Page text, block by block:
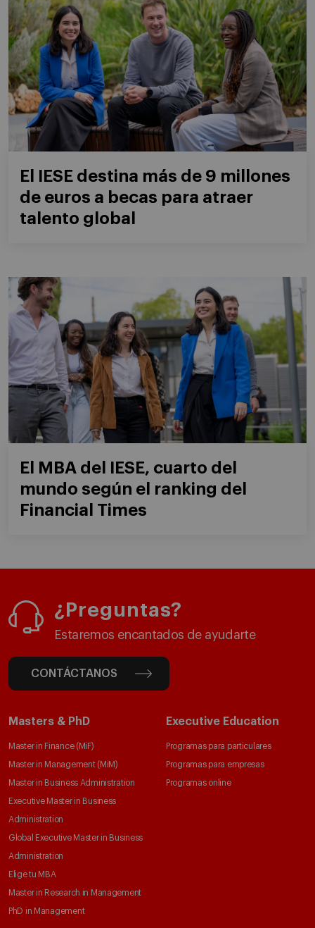
El IESE destina más de 9 millones
de euros a becas para atraer
talento global
El MBA del IESE, cuarto del
mundo según el ranking del
Financial Times
¿Preguntas?
Estaremos encantados de ayudarte
CONTÁCTANOS
Masters & PhD
Master in Finance (MiF)
Master in Management (MiM)
Master in Business Administration
Executive Master in Business
Administration
Global Executive Master in Business
Administration
Elige tu MBA
Master in Research in Management
PhD in Management
Executive Education
Programas para particulares
Programas para empresas
Programas online